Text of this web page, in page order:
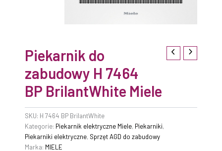
Piekarnik do
zabudowy H 7464
BP BrilantWhite Miele
SKU: H 7464 BP BrilantWhite
Kategorie: Piekarnik elektryczne Miele, Piekarniki,
Piekarniki elektryczne, Sprzęt AGD do zabudowy
Marka: MIELE